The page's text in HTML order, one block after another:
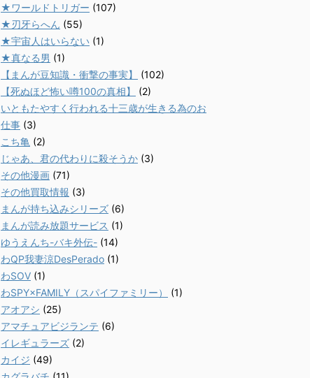
★ワールドトリガー (107)
★刃牙らへん (55)
★宇宙人はいらない (1)
★真なる男 (1)
【まんが豆知識・衝撃の事実】
(102)
【死ぬほど怖い噂100の真相】
(2)
いともたやすく行われる十三歳が生きる為のお
仕事 (3)
こち亀 (2)
じゃあ、君の代わりに殺そうか (3)
その他漫画 (71)
その他買取情報 (3)
まんが持ち込みシリーズ (6)
まんが読み放題サービス (1)
ゆうえんち-バキ外伝- (14)
わQP我妻涼DesPerado (1)
わSOV (1)
わSPY×FAMILY（スパイファミリー）
(1)
アオアシ (25)
アマチュアビジランテ (6)
イレギュラーズ (2)
カイジ (49)